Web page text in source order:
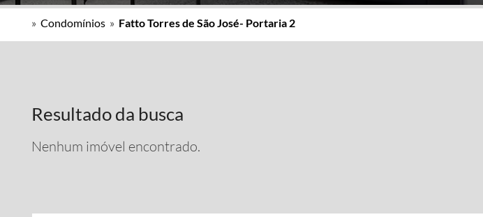
» Condomínios » Fatto Torres de São José- Portaria 2
Resultado da busca
Nenhum imóvel encontrado.